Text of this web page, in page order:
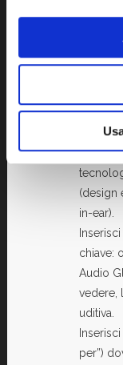
per
visivo +
(design
in-ear).
chiave:
Audio
vedere,
uditiva.
per”)